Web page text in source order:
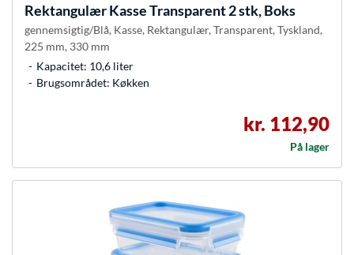
Rektangulær Kasse Transparent 2 stk, Boks
gennemsigtig/Blå, Kasse, Rektangulær, Transparent, Tyskland,
225 mm, 330 mm
Kapacitet: 10,6 liter
Brugsområdet: Køkken
kr. 112,90
På lager